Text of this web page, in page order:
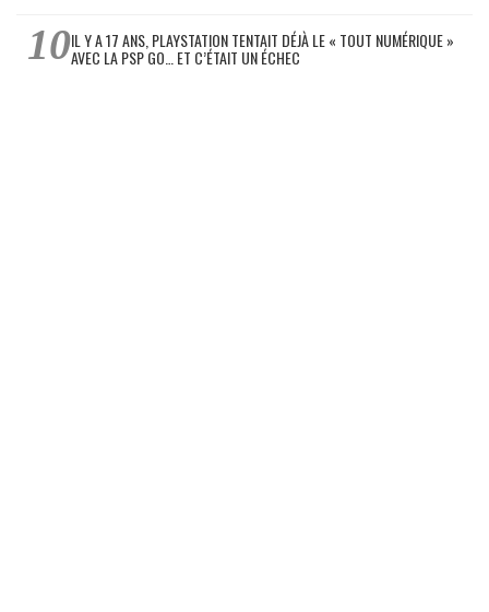
IL Y A 17 ANS, PLAYSTATION TENTAIT DÉJÀ LE « TOUT NUMÉRIQUE »
AVEC LA PSP GO… ET C’ÉTAIT UN ÉCHEC